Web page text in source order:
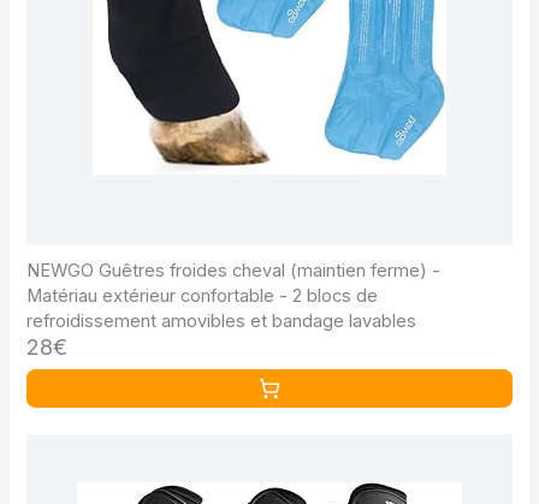
NEWGO Guêtres froides cheval (maintien ferme) -
Matériau extérieur confortable - 2 blocs de
refroidissement amovibles et bandage lavables
28€